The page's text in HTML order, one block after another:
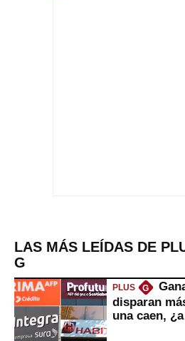
LAS MÁS LEÍDAS DE
G
PLUS G
disparan
una caen,